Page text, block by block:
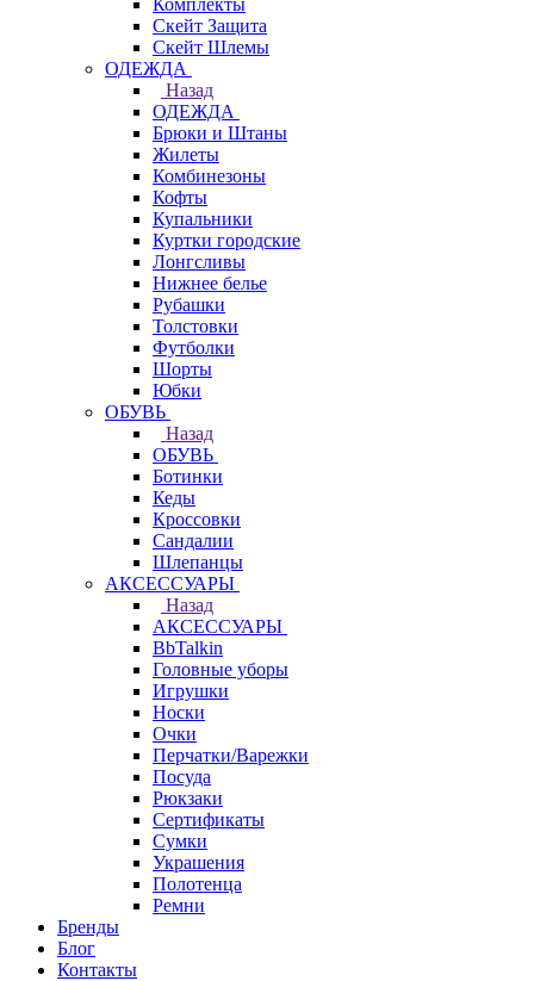
Комплекты
Скейт Защита
Скейт Шлемы
ОДЕЖДА
Назад
ОДЕЖДА
Брюки и Штаны
Жилеты
Комбинезоны
Кофты
Купальники
Куртки городские
Лонгсливы
Нижнее белье
Рубашки
Толстовки
Футболки
Шорты
Юбки
ОБУВЬ
Назад
ОБУВЬ
Ботинки
Кеды
Кроссовки
Сандалии
Шлепанцы
АКСЕССУАРЫ
Назад
АКСЕССУАРЫ
BbTalkin
Головные уборы
Игрушки
Носки
Очки
Перчатки/Варежки
Посуда
Рюкзаки
Сертификаты
Сумки
Украшения
Полотенца
Ремни
Бренды
Блог
Контакты